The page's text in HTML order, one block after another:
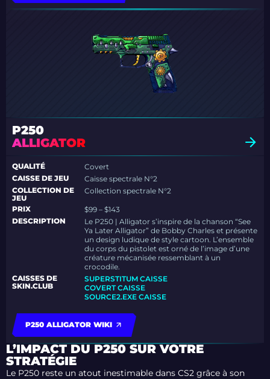
P250
ALLIGATOR
QUALITÉ
Covert
CAISSE DE JEU
Caisse spectrale N°2
COLLECTION DE
JEU
Collection spectrale N°2
PRIX
$99 – $143
DESCRIPTION
Le P250 | Alligator s’inspire de la chanson “See
Ya Later Alligator” de Bobby Charles et présente
un design ludique de style cartoon. L’ensemble
du corps du pistolet est orné de l’image d’une
créature mécanisée ressemblant à un
crocodile.
CAISSES DE
SKIN.CLUB
SUPERSTITUM CAISSE
COVERT CAISSE
SOURCE2.EXE CAISSE
P250 ALLIGATOR WIKI
L’IMPACT DU P250 SUR VOTRE
STRATÉGIE
Le P250 reste un atout inestimable dans CS2 grâce à son